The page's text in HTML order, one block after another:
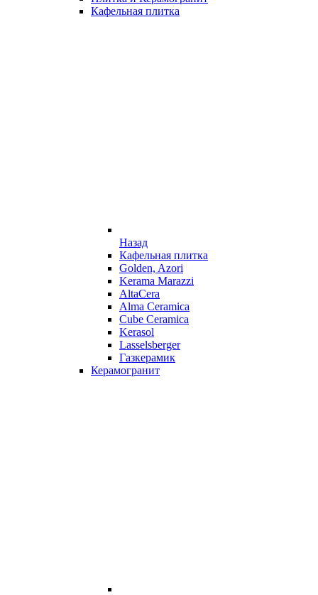
Кафельная плитка
Назад
Кафельная плитка
Golden, Azori
Kerama Marazzi
AltaCera
Alma Ceramica
Cube Ceramica
Kerasol
Lasselsberger
Газкерамик
Керамогранит